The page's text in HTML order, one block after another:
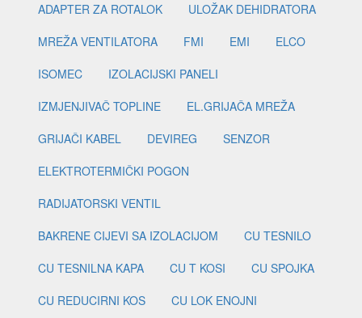
ADAPTER ZA ROTALOK
ULOŽAK DEHIDRATORA
MREŽA VENTILATORA
FMI EMI
ELCO
ISOMEC
IZOLACIJSKI PANELI
IZMJENJIVAČ TOPLINE
EL.GRIJAČA MREŽA
GRIJAČI KABEL
DEVIREG
SENZOR
ELEKTROTERMIČKI POGON
RADIJATORSKI VENTIL
BAKRENE CIJEVI SA IZOLACIJOM
CU TESNILO
CU TESNILNA KAPA
CU T KOSI
CU SPOJKA
CU REDUCIRNI KOS
CU LOK ENOJNI